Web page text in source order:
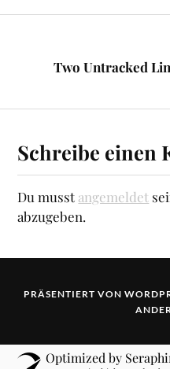
Two Untracked
Schreibe einen
Du musst angemeldet
abzugeben.
PRÄSENTIERT VON
Optimized by